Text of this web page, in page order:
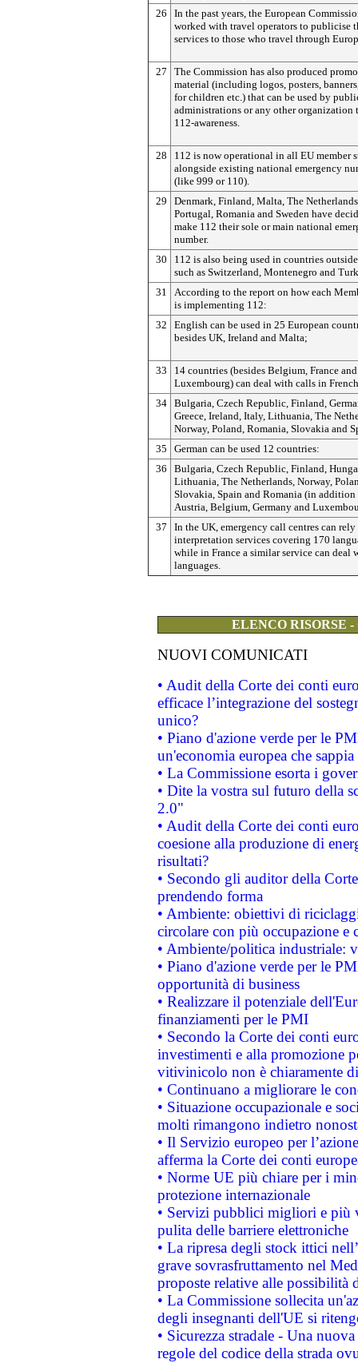
26
In the past years, the European
worked with travel operators to publicise
services to those who travel through
27
The Commission has also produced
material (including logos, posters,
for children etc.) that can be used by
administrations or any other organization
112-awareness.
28
112 is now operational in all EU member
alongside existing national emergency
(like 999 or 110).
29
Denmark, Finland, Malta, The
Portugal, Romania and Sweden have
make 112 their sole or main national
number.
30
112 is also being used in countries
such as Switzerland, Montenegro and
31
According to the report on how each
is implementing 112:
32
English can be used in 25 European
besides UK, Ireland and Malta;
33
14 countries (besides Belgium, France and
Luxembourg) can deal with calls in
34 Bulgaria, Czech Republic, Finland,
Greece, Ireland, Italy, Lithuania, The
Norway, Poland, Romania, Slovakia and
35
German can be used 12 countries:
36
Bulgaria, Czech Republic, Finland,
Lithuania, The Netherlands, Norway,
Slovakia, Spain and Romania (in addition
Austria, Belgium, Germany and
37
In the UK, emergency call centres can rely
interpretation services covering 170
while in France a similar service can deal
languages.
ELENCO RISORSE
NUOVI COMUNICATI
• Audit della Corte dei conti
efficace l’integrazione del
unico?
• Piano d'azione verde per le
un'economia europea che
• La Commissione esorta i
• Dite la vostra sul futuro della
2.0"
• Audit della Corte dei conti
coesione alla produzione di
risultati?
• Secondo gli auditor della
prendendo forma
• Ambiente: obiettivi di
circolare con più occupazione e
• Ambiente/politica industriale:
• Piano d'azione verde per le
opportunità di business
• Realizzare il potenziale
finanziamenti per le PMI
• Secondo la Corte dei conti
investimenti e alla promozione
vitivinicolo non è chiaramente
• Continuano a migliorare le
• Situazione occupazionale e
molti rimangono indietro
• Il Servizio europeo per
afferma la Corte dei conti
• Norme UE più chiare per i
protezione internazionale
• Servizi pubblici migliori e più
pulita delle barriere elettroniche
• La ripresa degli stock ittici
grave sovrasfruttamento nel
proposte relative alle possibilità
• La Commissione sollecita
degli insegnanti dell'UE si
• Sicurezza stradale - Una
regole del codice della strada